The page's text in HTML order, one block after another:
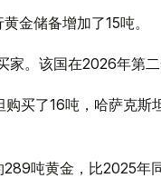
金储备增加了15吨。
。该国在2026年第二
买了16吨，哈萨克
吨黄金，比2025年